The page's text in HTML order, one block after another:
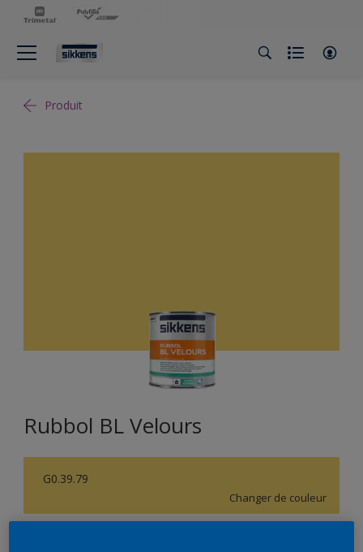
Produit
Rubbol BL Velours
G0.39.79
Changer de couleur